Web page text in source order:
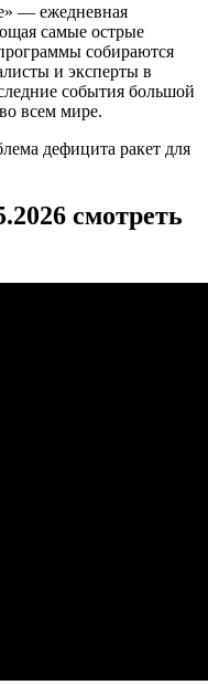
— ежедневная
самые острые
собираются
и эксперты в
события большой
всем мире.
дефицита ракет для
смотреть